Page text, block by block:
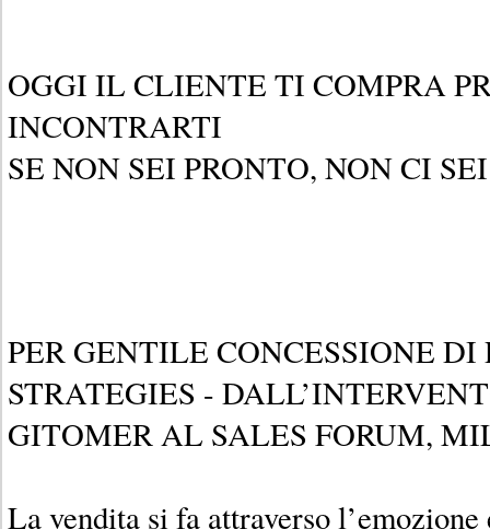
OGGI IL CLIENTE TI COMPRA
INCONTRARTI
SE NON SEI PRONTO, NON CI SEI
PER GENTILE CONCESSIONE DI
STRATEGIES -
GITOMER AL SALES FORUM,
La vendita si fa attraverso